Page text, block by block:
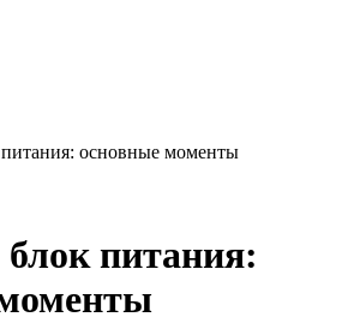
основные моменты
питания: